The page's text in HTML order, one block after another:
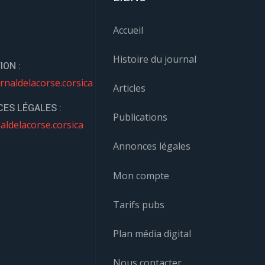
:
LÉGALES :
Accueil
Histoire du journal
Articles
Publications
Annonces légales
Mon compte
Tarifs pubs
Plan média digital